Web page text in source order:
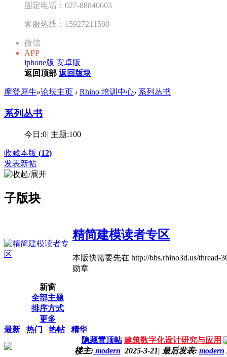
固定电话：027-88840603
客服热线：15927211580
微信
APP
iphone版 安卓版
返回顶部 返回版块
摩登犀牛»论坛主页 › Rhino 培训中心› 系列丛书
系列丛书
今日:0| 主题:100
收藏本版 (12)
发表新帖
子版块
精简建模读者专区
本版快需要先在 http://bbs.rhino3d.us/thread-
勋章
新窗
全部主题
排序方式
更多
最新
热门 热帖
精华
隐藏置顶帖 建筑数字化设计研究与应用
楼主: modern 2025-3-21| 最后发表: modern